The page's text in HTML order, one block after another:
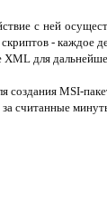
с ней
- каждое
для
MSI-
считанные